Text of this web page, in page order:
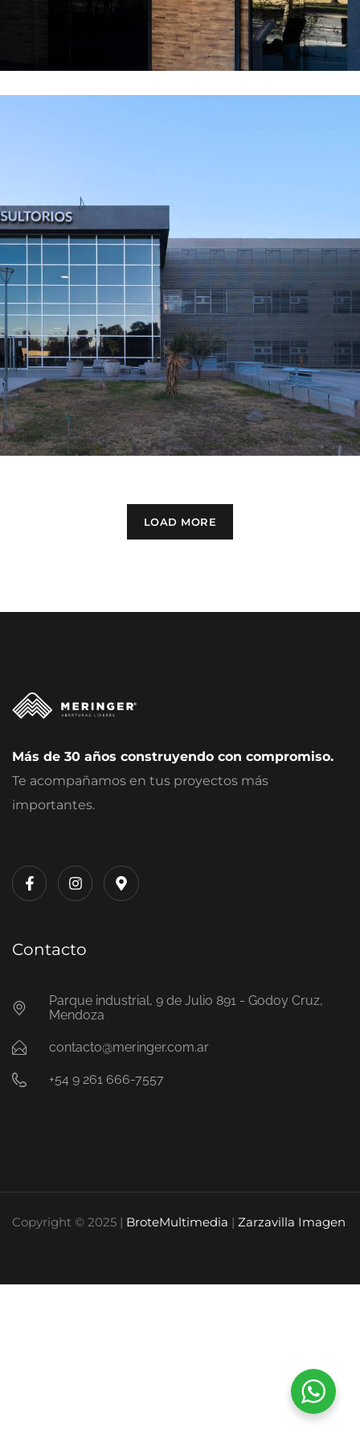
LOAD MORE
Más de 30 años construyendo con compromiso.
Te acompañamos en tus proyectos más
importantes.
Contacto
Parque industrial, 9 de Julio 891 - Godoy Cruz,
Mendoza
contacto@meringer.com.ar
+54 9 261 666-7557
Copyright © 2025 | BroteMultimedia | Zarzavilla Imagen